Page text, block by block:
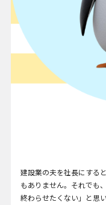
建設業の夫を社長にする
もありません。それでも
終わらせたくない」と思